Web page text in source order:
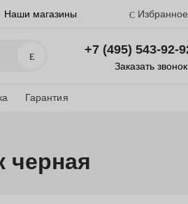
Наши магазины Избранное
Поиск +7 (495) 543-92-
Заказать звонок
Гарантия
черная